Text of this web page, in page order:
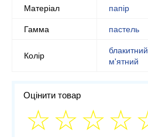
Матеріал
папір
Гамма
пастель
Колір блакитний
м'ятний
Оцінити товар